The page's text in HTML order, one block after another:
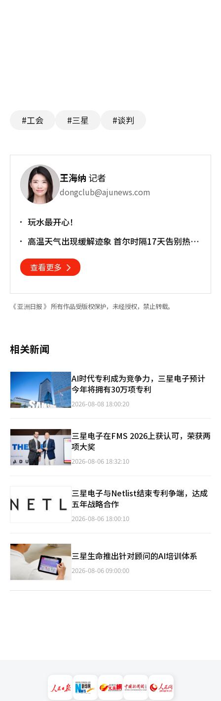
#工会 #三星 #谈判
王海纳 记者
dongclub@ajunews.com
玩水最开心！
高温天气出现缓解迹象 首尔时隔17天告别热带
查看更多
《 亚洲日报 》 所有作品受版权保护，未经授权，禁止转载。
相关新闻
AI时代专利成为竞争力，三星电子预计
今年将拥有30万项专利
2026-08-08 18:00:20
三星电子在FMS 2026上获认可，荣获两
项大奖
2026-08-06 18:32:10
三星电子与Netlist结束专利争端，达成
五年战略合作
2026-08-06 18:00:10
三星生命推出针对顾问的AI培训体系
2026-08-06 09:00:00